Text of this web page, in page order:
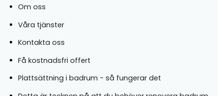
Om oss
Våra tjänster
Kontakta oss
Få kostnadsfri offert
Plattsättning i badrum - så fungerar det